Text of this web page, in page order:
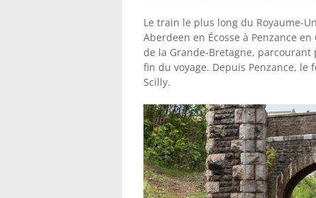
Le train le plus long du Royaume-
Aberdeen en Écosse à Penzance
de la Grande-Bretagne, parcourant
fin du voyage. Depuis Penzance,
Scilly.